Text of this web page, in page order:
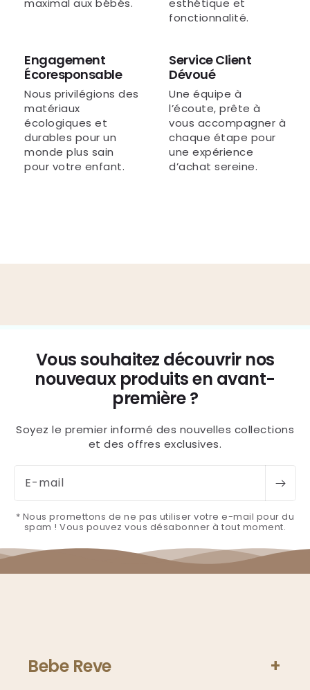
maximal aux bébés.
esthétique et
fonctionnalité.
Engagement
Écoresponsable
Nous privilégions des
matériaux
écologiques et
durables pour un
monde plus sain
pour votre enfant.
Service Client
Dévoué
Une équipe à
l’écoute, prête à
vous accompagner à
chaque étape pour
une expérience
d’achat sereine.
Vous souhaitez découvrir nos
nouveaux produits en avant-
première ?
Soyez le premier informé des nouvelles collections
et des offres exclusives.
E-mail
* Nous promettons de ne pas utiliser votre e-mail pour du
spam ! Vous pouvez vous désabonner à tout moment.
Bebe Reve